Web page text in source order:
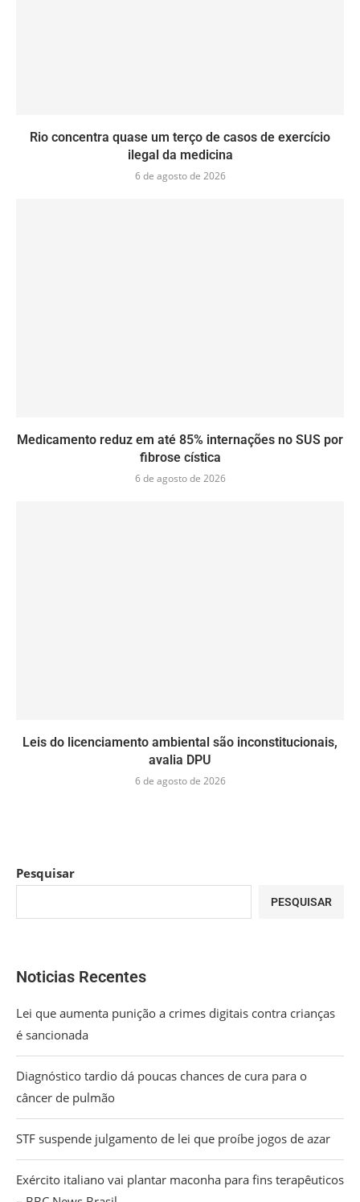
Rio concentra quase um terço de casos de exercício
ilegal da medicina
6 de agosto de 2026
Medicamento reduz em até 85% internações no SUS por
fibrose cística
6 de agosto de 2026
Leis do licenciamento ambiental são inconstitucionais,
avalia DPU
6 de agosto de 2026
Pesquisar
PESQUISAR
Noticias Recentes
Lei que aumenta punição a crimes digitais contra crianças
é sancionada
Diagnóstico tardio dá poucas chances de cura para o
câncer de pulmão
STF suspende julgamento de lei que proíbe jogos de azar
Exército italiano vai plantar maconha para fins terapêuticos